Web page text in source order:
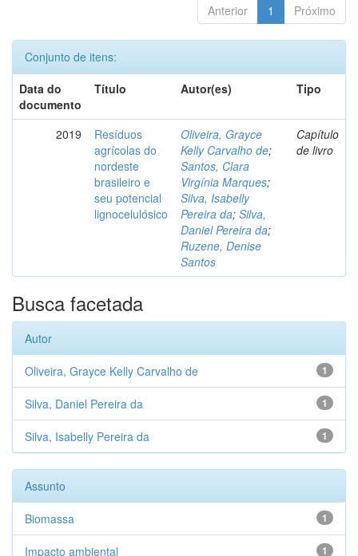
Anterior 1 Próximo
Conjunto de itens:
Data do
documento
Título Autor(es) Tipo
2019
Resíduos
agrícolas do
nordeste
brasileiro e
seu potencial
lignocelulósico
Oliveira, Grayce
Kelly Carvalho de;
Santos, Clara
Virgínia Marques;
Silva, Isabelly
Pereira da; Silva,
Daniel Pereira da;
Ruzene, Denise
Santos
Capítulo
de livro
Busca facetada
Autor
1
Oliveira, Grayce Kelly Carvalho de
1
Silva, Daniel Pereira da
1
Silva, Isabelly Pereira da
Assunto
1
Biomassa
1
Impacto ambiental